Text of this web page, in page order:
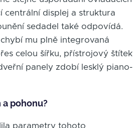
centrální displej a struktura
sedadel také odpovídá.
mu plně integrovaná
celou šířku, přístrojový štítek
panely zdobí lesklý piano-
pohonu?
parametry tohoto